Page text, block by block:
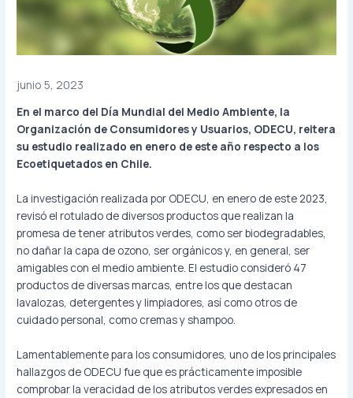
junio 5, 2023
En el marco del Día Mundial del Medio Ambiente, la
Organización de Consumidores y Usuarios, ODECU, reitera
su estudio realizado en enero de este año respecto a los
Ecoetiquetados en Chile.
La investigación realizada por ODECU, en enero de este 2023,
revisó el rotulado de diversos productos que realizan la
promesa de tener atributos verdes, como ser biodegradables,
no dañar la capa de ozono, ser orgánicos y, en general, ser
amigables con el medio ambiente. El estudio consideró 47
productos de diversas marcas, entre los que destacan
lavalozas, detergentes y limpiadores, así como otros de
cuidado personal, como cremas y shampoo.
Lamentablemente para los consumidores, uno de los principales
hallazgos de ODECU fue que es prácticamente imposible
comprobar la veracidad de los atributos verdes expresados en